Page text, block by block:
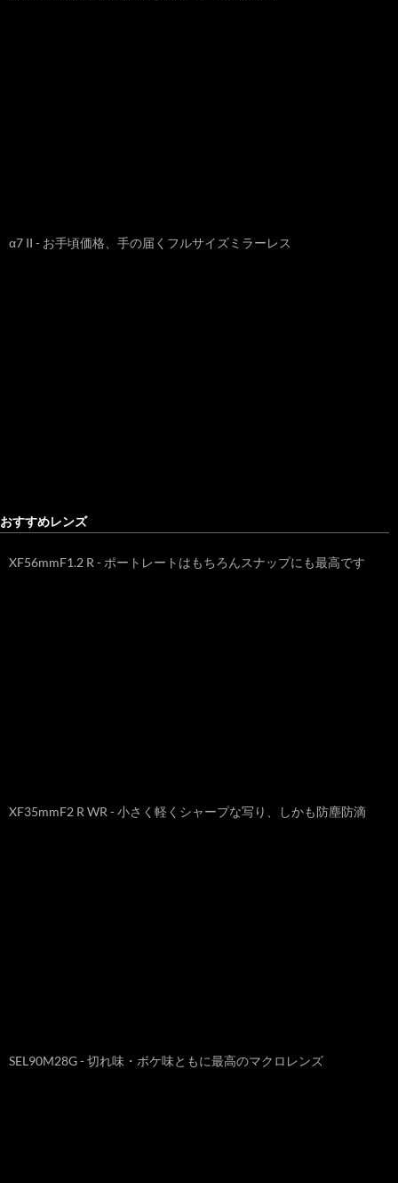
α7 II - お手頃価格、手の届くフルサイズミラーレス
おすすめレンズ
XF56mmF1.2 R - ポートレートはもちろんスナップにも最高です
XF35mmF2 R WR - 小さく軽くシャープな写り、しかも防塵防滴
SEL90M28G - 切れ味・ボケ味ともに最高のマクロレンズ